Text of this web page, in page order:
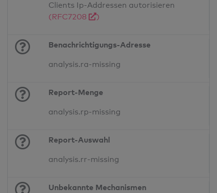
Clients Ip-Addressen autorisieren
(RFC7208
)
Benachrichtigungs-Adresse
analysis.ra-missing
Report-Menge
analysis.rp-missing
Report-Auswahl
analysis.rr-missing
Unbekannte Mechanismen